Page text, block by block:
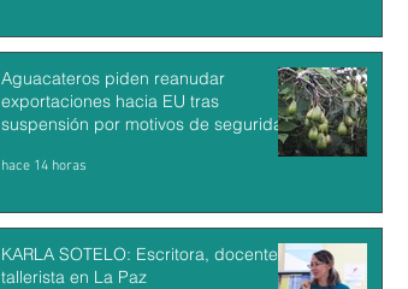
Aguacateros piden reanudar
exportaciones hacia EU tras
suspensión por motivos de seguridad
hace 14 horas
KARLA SOTELO: Escritora, docente y
tallerista en La Paz